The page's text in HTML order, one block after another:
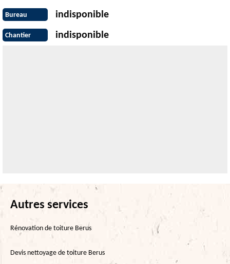
Bureau indisponible
Chantier indisponible
Autres services
Rénovation de toiture Berus
Devis nettoyage de toiture Berus